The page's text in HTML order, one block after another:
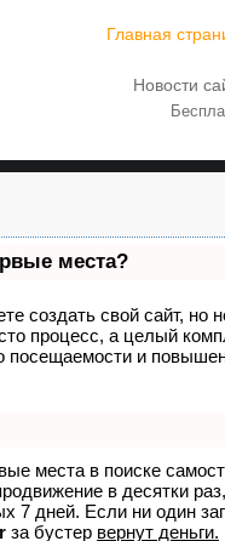
Главная
Новости
места?
создать свой сайт, но
процесс, а целый
посещаемости и
места в поиске
в десятки
7 дней. Если ни один
за бустер вернут деньги.